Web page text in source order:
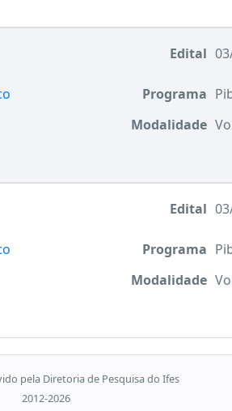
Edital
Programa
Modalidade
Edital
Programa
Modalidade
pela Diretoria de Pesquisa do Ifes
2012-2026